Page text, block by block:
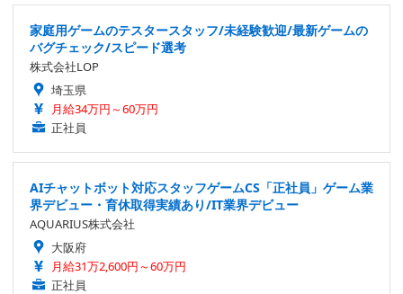
家庭用ゲームのテスタースタッフ/未経験歓迎/最新ゲームの
バグチェック/スピード選考
株式会社LOP
埼玉県
月給34万円～60万円
正社員
AIチャットボット対応スタッフゲームCS「正社員」ゲーム業
界デビュー・育休取得実績あり/IT業界デビュー
AQUARIUS株式会社
大阪府
月給31万2,600円～60万円
正社員